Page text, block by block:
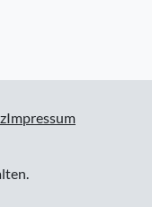
Impressum